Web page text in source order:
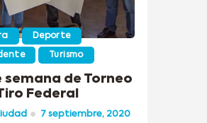
Deporte
Turismo
semana de Torneo
Federal
7 septiembre, 2020